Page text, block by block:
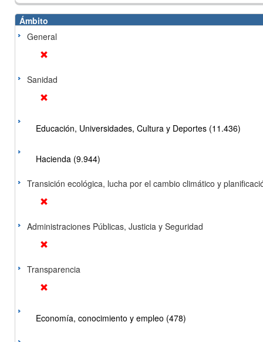
Ámbito
General
Sanidad
Educación, Universidades, Cultura y Deportes (11.436)
Hacienda (9.944)
Transición ecológica, lucha por el cambio climático y
Administraciones Públicas, Justicia y Seguridad
Transparencia
Economía, conocimiento y empleo (478)